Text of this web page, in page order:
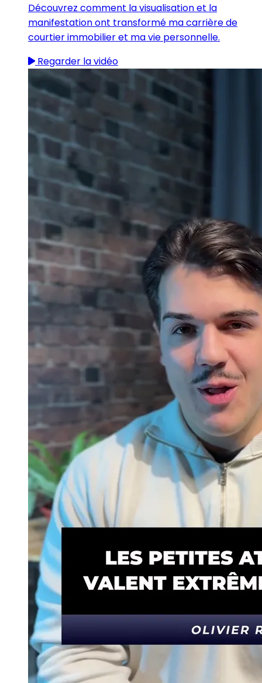
Découvrez comment la visualisation et la
manifestation ont transformé ma carrière de
courtier immobilier et ma vie personnelle.
Regarder la vidéo